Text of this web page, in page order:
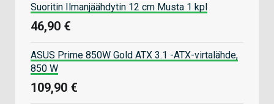
Suoritin Ilmanjäähdytin 12 cm Musta 1 kpl
46,90 €
ASUS Prime 850W Gold ATX 3.1 -ATX-virtalähde,
850 W
109,90 €